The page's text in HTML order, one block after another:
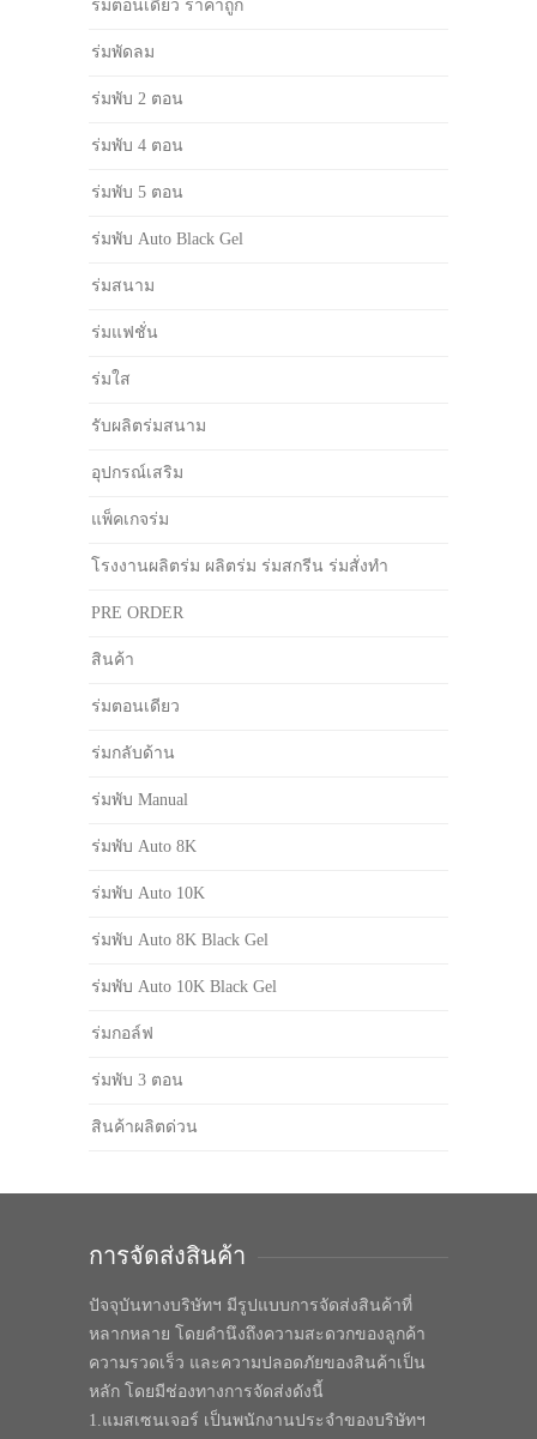
ร่มตอนเดียว ราคาถูก
ร่มพัดลม
ร่มพับ 2 ตอน
ร่มพับ 4 ตอน
ร่มพับ 5 ตอน
ร่มพับ Auto Black Gel
ร่มสนาม
ร่มแฟชั่น
ร่มใส
รับผลิตร่มสนาม
อุปกรณ์เสริม
แพ็คเกจร่ม
โรงงานผลิตร่ม ผลิตร่ม ร่มสกรีน ร่มสั่งทำ
PRE ORDER
สินค้า
ร่มตอนเดียว
ร่มกลับด้าน
ร่มพับ Manual
ร่มพับ Auto 8K
ร่มพับ Auto 10K
ร่มพับ Auto 8K Black Gel
ร่มพับ Auto 10K Black Gel
ร่มกอล์ฟ
ร่มพับ 3 ตอน
สินค้าผลิตด่วน
การจัดส่งสินค้า
ปัจจุบันทางบริษัทฯ มีรูปแบบการจัดส่งสินค้าที่
หลากหลาย โดยคำนึงถึงความสะดวกของลูกค้า
ความรวดเร็ว และความปลอดภัยของสินค้าเป็น
หลัก โดยมีช่องทางการจัดส่งดังนี้
1.แมสเซนเจอร์ เป็นพนักงานประจำของบริษัทฯ